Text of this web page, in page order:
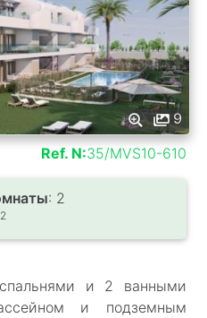
9
Ref. N:35/MVS10-610
: 2
2
и 2 ванными
и подземным